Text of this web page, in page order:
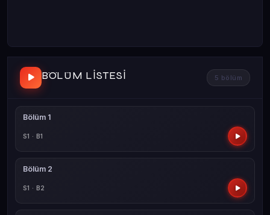
BÖLÜM LISTESI 5 bölüm
Bölüm 1
S1 · B1
Bölüm 2
S1 · B2